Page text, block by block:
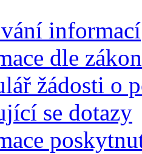
informací
dle
žádosti o
se dotazy